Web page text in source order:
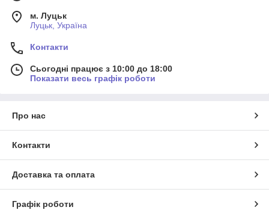
м. Луцьк
Луцьк, Україна
Контакти
Сьогодні працює з 10:00 до 18:00
Показати весь графік роботи
Про нас
Контакти
Доставка та оплата
Графік роботи